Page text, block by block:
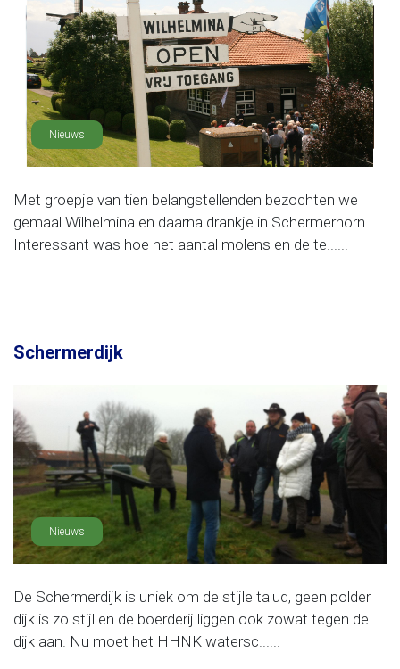
Nieuws
Met groepje van tien belangstellenden bezochten we
gemaal Wilhelmina en daarna drankje in Schermerhorn.
Interessant was hoe het aantal molens en de te......
Schermerdijk
Nieuws
De Schermerdijk is uniek om de stijle talud, geen polder
dijk is zo stijl en de boerderij liggen ook zowat tegen de
dijk aan. Nu moet het HHNK watersc......